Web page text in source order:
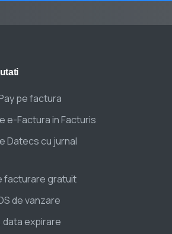
pe factura
e-Factura in Facturis
Datecs cu jurnal
facturare gratuit
de vanzare
expirare